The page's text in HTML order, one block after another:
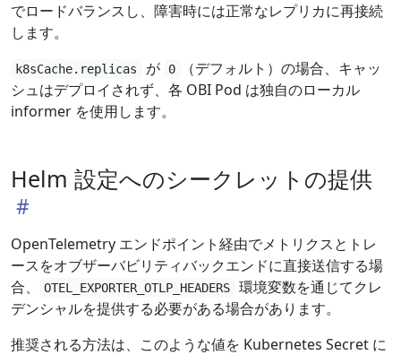
でロードバランスし、障害時には正常なレプリカに再接続
します。
k8sCache.replicas が 0
（デフォルト）の場合、キャッ
シュはデプロイされず、各 OBI Pod は独自のローカル
informer を使用します。
Helm 設定へのシークレットの提供
OpenTelemetry エンドポイント経由でメトリクスとトレ
ースをオブザーバビリティバックエンドに直接送信する場
合、
OTEL_EXPORTER_OTLP_HEADERS
環境変数を通じてクレ
デンシャルを提供する必要がある場合があります。
推奨される方法は、このような値を Kubernetes Secret に